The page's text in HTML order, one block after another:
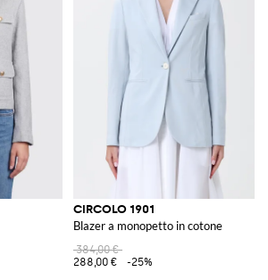
CIRCOLO 1901
Blazer a monopetto in cotone
384,00 €
288,00 €
-25%